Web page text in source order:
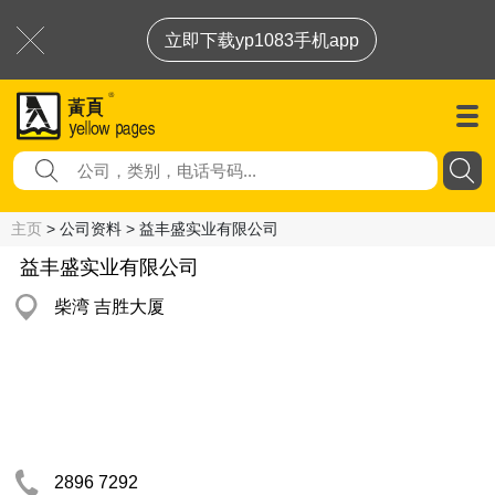
立即下载yp1083手机app
主页 > 公司资料 > 益丰盛实业有限公司
益丰盛实业有限公司
柴湾 吉胜大厦
2896 7292